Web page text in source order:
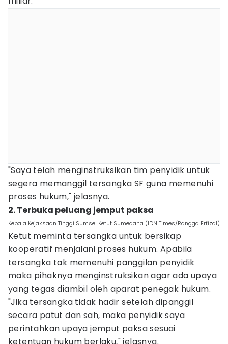
"Saya telah menginstruksikan tim penyidik untuk
segera memanggil tersangka SF guna memenuhi
proses hukum," jelasnya.
2. Terbuka peluang jemput paksa
Kepala Kejaksaan Tinggi Sumsel Ketut Sumedana (IDN Times/Rangga Erfizal)
Ketut meminta tersangka untuk bersikap
kooperatif menjalani proses hukum. Apabila
tersangka tak memenuhi panggilan penyidik
maka pihaknya menginstruksikan agar ada upaya
yang tegas diambil oleh aparat penegak hukum.
"Jika tersangka tidak hadir setelah dipanggil
secara patut dan sah, maka penyidik saya
perintahkan upaya jemput paksa sesuai